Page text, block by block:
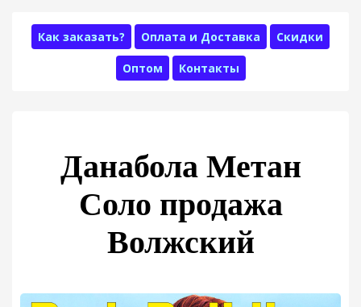
Как заказать? Оплата и Доставка Скидки
Оптом Контакты
Данабола Метан
Соло продажа
Волжский